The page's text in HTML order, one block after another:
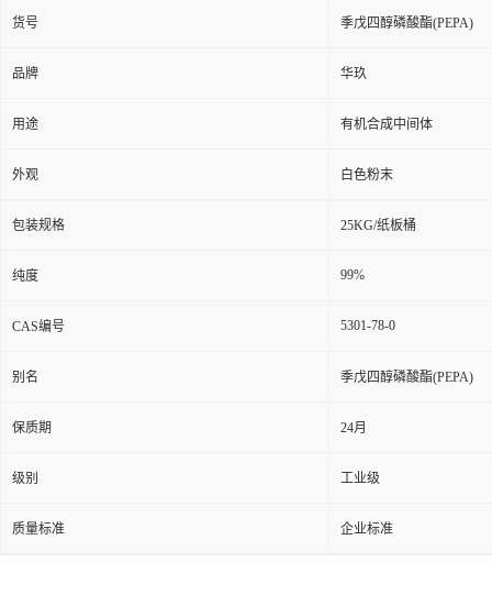
货号 季戊四醇磷酸酯(PEPA)
品牌 华玖
用途 有机合成中间体
外观 白色粉末
包装规格 25KG/纸板桶
纯度 99%
CAS编号 5301-78-0
别名 季戊四醇磷酸酯(PEPA)
保质期 24月
级别 工业级
质量标准 企业标准